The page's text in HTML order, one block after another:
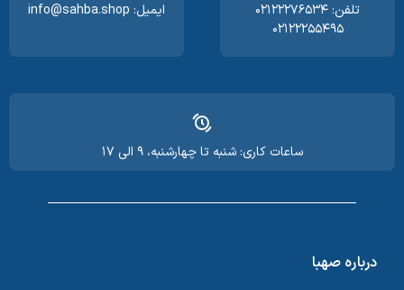
تلفن: ۰۲۱۲۲۲۷۶۵۳۴
۰۲۱۲۲۲۵۵۴۹۵
ایمیل: info@sahba.shop
ساعات کاری: شنبه تا چهارشنبه، ۹ الی ۱۷
درباره صهبا